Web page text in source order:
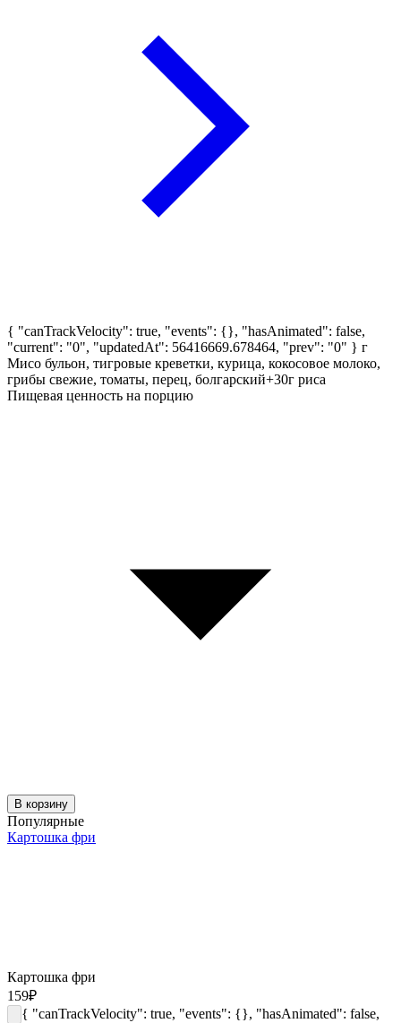
{ "canTrackVelocity": true, "events": {}, "hasAnimated": false,
"current": "0", "updatedAt": 56416669.678464, "prev": "0" } г
Мисо бульон, тигровые креветки, курица, кокосовое молоко,
грибы свежие, томаты, перец, болгарский+30г риса
Пищевая ценность на порцию
В корзину
Популярные
Картошка фри
Картошка фри
159₽
{ "canTrackVelocity": true, "events": {}, "hasAnimated": false,